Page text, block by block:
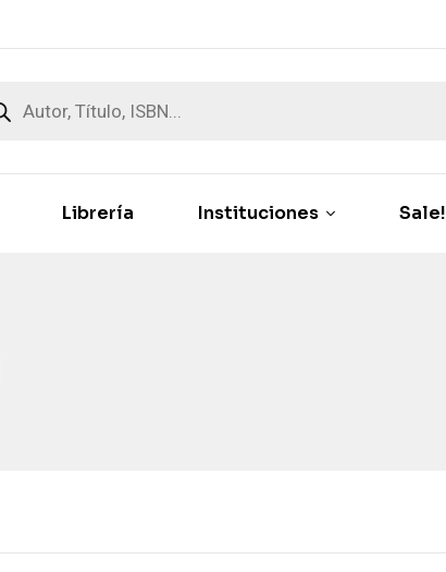
Librería Instituciones Sale!